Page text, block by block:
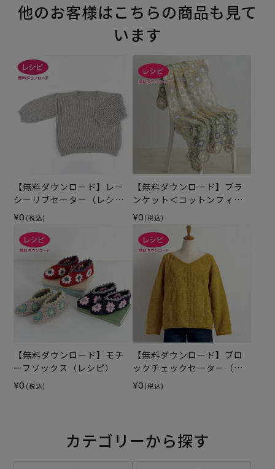
他のお客様はこちらの商品も見て
います
【無料ダウンロード】レー
シーリブセーター（レシ
ピ）
¥0 (税込)
【無料ダウンロード】ブラ
ンケット＜コットンフィー
ルファイン＞（レシピ）
¥0 (税込)
【無料ダウンロード】モチ
ーフソックス（レシピ）
¥0 (税込)
【無料ダウンロード】ブロ
ックチェックセーター（レ
シピ）
¥0 (税込)
カテゴリーから探す